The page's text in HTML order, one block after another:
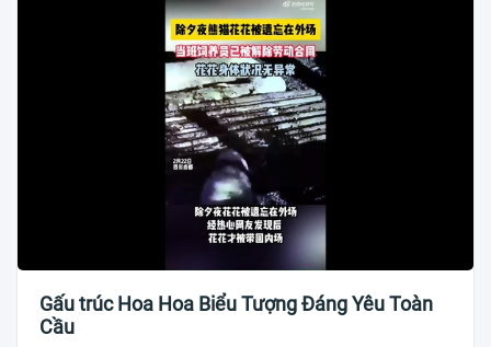
Gấu trúc Hoa Hoa Biểu Tượng Đáng Yêu Toàn
Cầu